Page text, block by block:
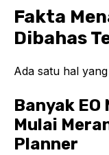
Fakta
Dibahas
Ada satu hal
Banyak EO
Mulai
Planner